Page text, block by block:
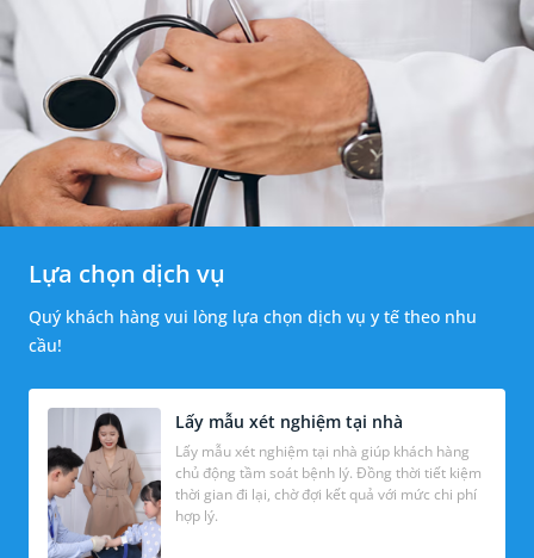
Lựa chọn dịch vụ
Quý khách hàng vui lòng lựa chọn dịch vụ y tế theo nhu
cầu!
Lấy mẫu xét nghiệm tại nhà
Lấy mẫu xét nghiệm tại nhà giúp khách hàng
chủ động tầm soát bệnh lý. Đồng thời tiết kiệm
thời gian đi lại, chờ đợi kết quả với mức chi phí
hợp lý.